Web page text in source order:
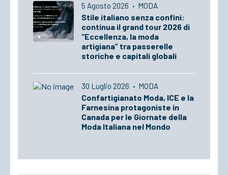
5 Agosto 2026 · MODA
Stile italiano senza confini:
continua il grand tour 2026 di
“Eccellenza, la moda
artigiana” tra passerelle
storiche e capitali globali
30 Luglio 2026 · MODA
Confartigianato Moda, ICE e la
Farnesina protagoniste in
Canada per le Giornate della
Moda Italiana nel Mondo